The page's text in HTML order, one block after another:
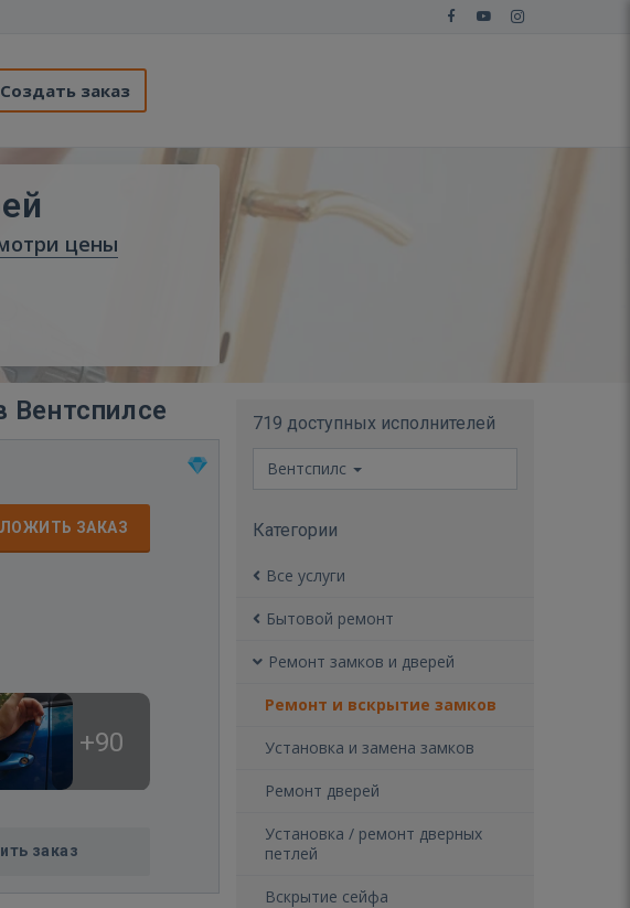
Создать заказ
цены
Вентспилсе
ЗАКАЗ
+90
заказ
719 доступных исполнителей
Вентспилс
Категории
Все услуги
Бытовой ремонт
Ремонт замков и дверей
Ремонт и вскрытие замков
Установка и замена замков
Ремонт дверей
Установка / ремонт дверных
петлей
Вскрытие сейфа